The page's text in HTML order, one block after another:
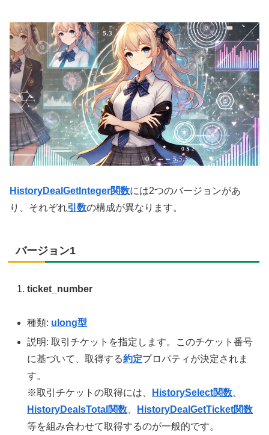
HistoryDealGetInteger関数には2つのバージョンがあ
り、それぞれ引数の構成が異なります。
バージョン1
ticket_number
種類: ulong型
説明: 取引チケットを指定します。このチケット番号
に基づいて、取得する約定プロパティが決定されま
す。
※取引チケットの取得には、
HistorySelect関数
HistoryDealsTotal関数
HistoryDealGetTicket関数
等を組み合わせて取得するのが一般的です。